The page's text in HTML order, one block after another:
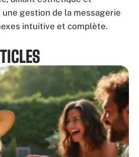
gestion de la messagerie
intuitive et complète.